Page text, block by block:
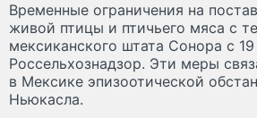
Временные ограничения на
живой птицы и птичьего мяса с
мексиканского штата Сонора с
Россельхознадзор. Эти меры
в Мексике эпизоотической
Ньюкасла.